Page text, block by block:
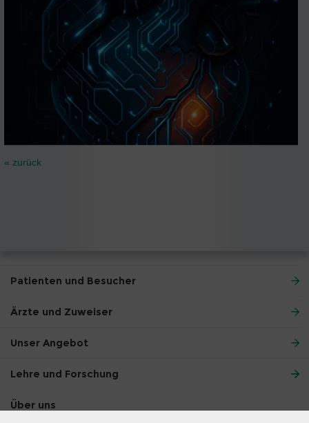
« zurück
Patienten und Besucher
Ärzte und Zuweiser
Unser Angebot
Lehre und Forschung
Über uns